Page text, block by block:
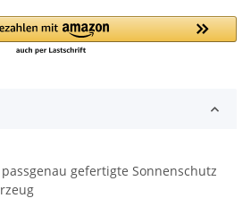
gefertigte Sonnenschutz